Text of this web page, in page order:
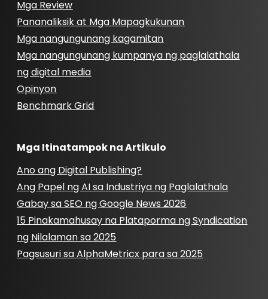
Mga Review
Pananaliksik at Mga Mapagkukunan
Mga nangungunang kagamitan
Mga nangungunang kumpanya ng paglalathala
ng digital media
Opinyon
Benchmark Grid
Mga Itinatampok na Artikulo
Ano ang Digital Publishing?
Ang Papel ng AI sa Industriya ng Paglalathala
Gabay sa SEO ng Google News 2026
15 Pinakamahusay na Plataporma ng Syndication
ng Nilalaman sa 2025
Pagsusuri sa AlphaMetricx para sa 2025